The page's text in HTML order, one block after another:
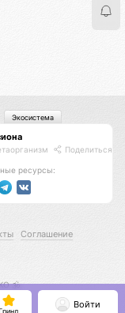
Поделиться
ресурсы:
Экосистема
Соглашение
🕉️
Войти